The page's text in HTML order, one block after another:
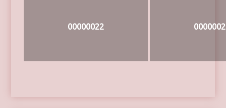
00000022